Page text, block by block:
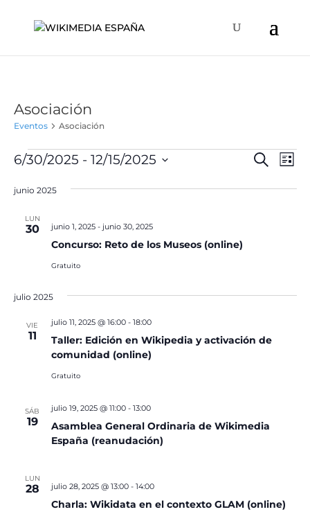
Asociación
Eventos Asociación
Eventos Buscar
de
Lista
6/30/2025 - 12/15/2025
la
junio 2025
LUN
30
Concurso: Reto de los Museos (online)
junio 1, 2025- junio 30, 2025
Gratuito
julio 2025
VIE
11
Taller: Edición en Wikipedia y activación de
comunidad (online)
julio 11, 2025 @ 16:00- 18:00
Gratuito
SÁB
19
Asamblea General Ordinaria de Wikimedia
España (reanudación)
julio 19, 2025 @ 11:00- 13:00
LUN
28
Charla: Wikidata en el contexto GLAM (online)
julio 28, 2025 @ 13:00- 14:00